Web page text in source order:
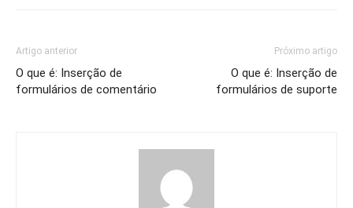
Artigo anterior
O que é: Inserção de
formulários de comentário
Próximo artigo
O que é: Inserção de
formulários de suporte